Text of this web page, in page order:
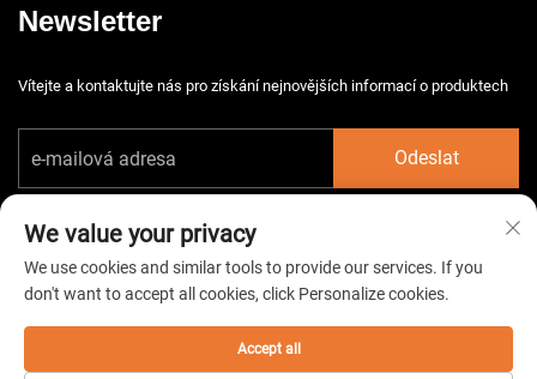
Newsletter
Vítejte a kontaktujte nás pro získání nejnovějších informací o produktech
Odeslat
Copyright © 2026 China Taizhou HarsMarg Electromechenical Co. Ltd.
Všechna práva vyhrazena. - Zásady ochrany soukromí
We value your privacy
We use cookies and similar tools to provide our services. If you
don't want to accept all cookies, click Personalize cookies.
Accept all